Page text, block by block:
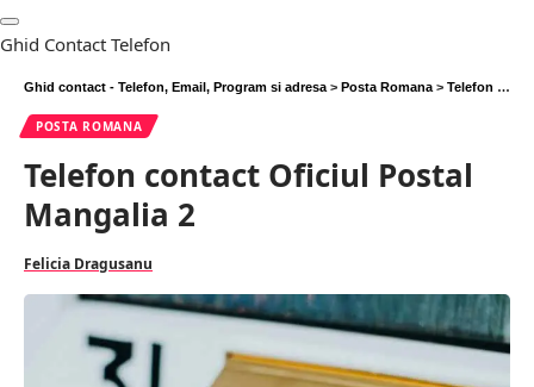
Ghid Contact Telefon
Ghid contact - Telefon, Email, Program si adresa > Posta Romana > Telefon contact Oficiul Postal Mangalia 2
POSTA ROMANA
Telefon contact Oficiul Postal
Mangalia 2
Felicia Dragusanu